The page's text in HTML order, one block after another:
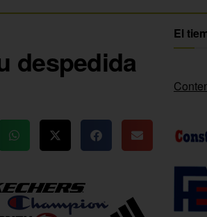
despedida
El